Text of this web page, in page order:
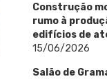
Construção
rumo à
edifícios de
15/06/2026
Salão de